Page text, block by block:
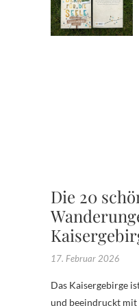
Die 20
17. Februar 2026
Das Kaisergebirge ist geprägt von Gegensätzen
und beeindruckt mit